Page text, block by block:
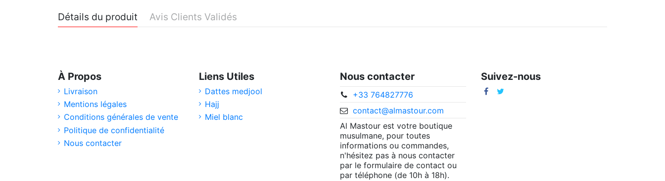
Détails du produit Avis Clients Validés
À Propos
Livraison
Mentions légales
Conditions générales de vente
Politique de confidentialité
Nous contacter
Liens Utiles
Dattes medjool
Hajj
Miel blanc
Nous contacter
+33 764827776
contact@almastour.com
Al Mastour est votre boutique
musulmane, pour toutes
informations ou commandes,
n'hésitez pas à nous contacter
par le formulaire de contact ou
par téléphone (de 10h à 18h).
Suivez-nous